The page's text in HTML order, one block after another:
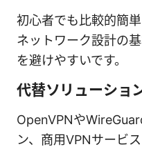
初心者でも比較的簡
ネットワーク設計の
を避けやすいです。
代替ソリューショ
OpenVPNや
ン、商用VPNサービ